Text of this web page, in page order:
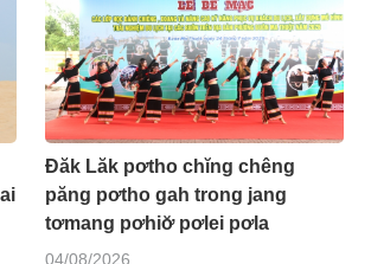
Đăk Lăk pơtho chĭng chêng
păng pơtho gah trong jang
tơmang pơhiơ̆ pơlei pơla
04/08/2026